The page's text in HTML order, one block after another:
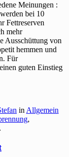
Meinungen :
bei 10
Fettreserven
mehr
Ausschüttung von
hemmen und
Für
guten Einstieg
inAllgemein
,
.